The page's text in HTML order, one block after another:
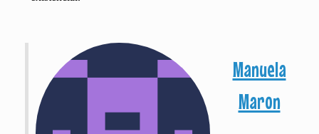
Manuela
Maron